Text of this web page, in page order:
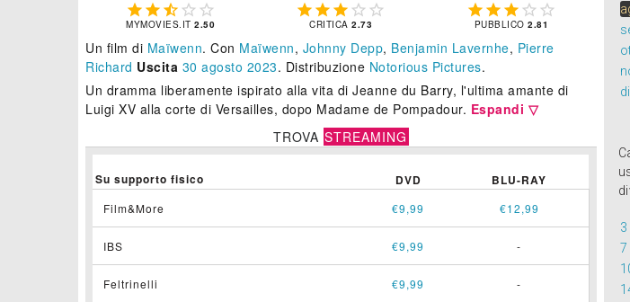
    
MYMOVIES.IT2.50
    
CRITICA2.73
    
PUBBLICO2.81
Un film di Maïwenn. Con Maïwenn, Johnny Depp, Benjamin Lavernhe, Pierre
Richard Uscita 30 agosto 2023. Distribuzione Notorious Pictures.
Un dramma liberamente ispirato alla vita di Jeanne du Barry, l'ultima amante di
Luigi XV alla corte di Versailles, dopo Madame de Pompadour. Espandi ▽
TROVA STREAMING
Su supporto fisico DVD BLU-RAY
Film&More €9,99 €12,99
IBS €9,99 -
Feltrinelli €9,99 -
7